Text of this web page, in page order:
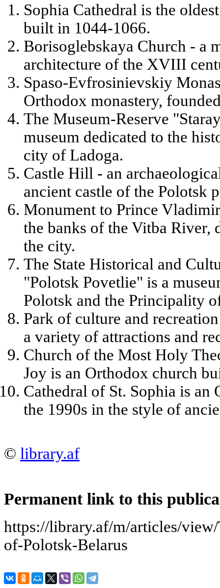
Sophia Cathedral is the
built in 1044-1066.
Borisoglebskaya Church - a
architecture of the XVIII
Spaso-Evfrosinievskiy
Orthodox monastery,
The Museum-Reserve
museum dedicated to the
city of Ladoga.
Castle Hill - an
ancient castle of the Polotsk
Monument to Prince
the banks of the Vitba River,
the city.
The State Historical and
"Polotsk Povetlie" is a
Polotsk and the Principality
Park of culture and
a variety of attractions and
Church of the Most Holy
Joy is an Orthodox church
Cathedral of St. Sophia is
the 1990s in the style of
© library.af
Permanent link to this
https://library.af/m/articles/
of-Polotsk-Belarus